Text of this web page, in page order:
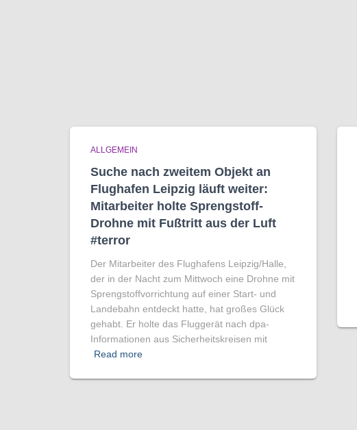
ALLGEMEIN
Suche nach zweitem Objekt an
Flughafen Leipzig läuft weiter:
Mitarbeiter holte Sprengstoff-
Drohne mit Fußtritt aus der Luft
#terror
Der Mitarbeiter des Flughafens Leipzig/Halle,
der in der Nacht zum Mittwoch eine Drohne mit
Sprengstoffvorrichtung auf einer Start- und
Landebahn entdeckt hatte, hat großes Glück
gehabt. Er holte das Fluggerät nach dpa-
Informationen aus Sicherheitskreisen mit
Read more